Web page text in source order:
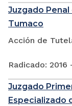
Juzgado
Tumaco
Acción de
Radicado: 2016
Juzgado
Especializado